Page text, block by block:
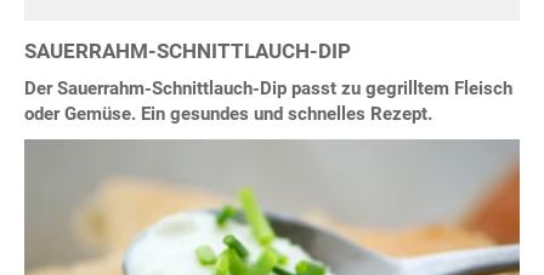
SAUERRAHM-SCHNITTLAUCH-DIP
Der Sauerrahm-Schnittlauch-Dip passt zu gegrilltem Fleisch
oder Gemüse. Ein gesundes und schnelles Rezept.